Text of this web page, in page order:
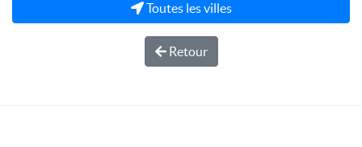
Toutes les villes
Retour